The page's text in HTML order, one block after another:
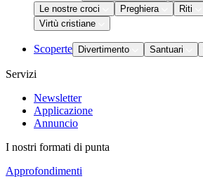
Le nostre croci
Preghiera Riti
Virtù cristiane
Scoperte Divertimento Santuari
Servizi
Newsletter
Applicazione
Annuncio
I nostri formati di punta
Approfondimenti